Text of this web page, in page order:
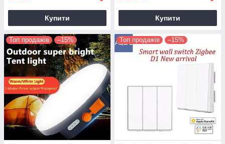
Купити Купити
Топ продажів –15% Топ продажів –15%